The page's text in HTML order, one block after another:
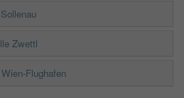
Zwettl
Flughafen